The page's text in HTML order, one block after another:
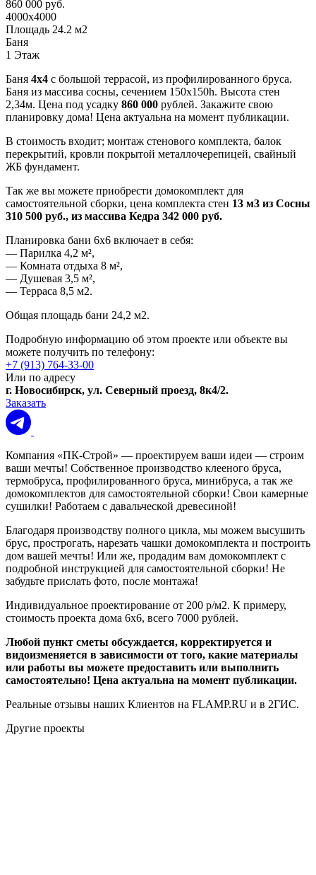
860 000 руб.
4000x4000
Площадь 24.2 м2
Баня
1 Этаж
Баня 4х4 с большой террасой, из профилированного бруса.
Баня из массива сосны, сечением 150х150h. Высота стен
2,34м. Цена под усадку 860 000 рублей. Закажите свою
планировку дома! Цена актуальна на момент публикации.
В стоимость входит; монтаж стенового комплекта, балок
перекрытий, кровли покрытой металлочерепицей, свайный
ЖБ фундамент.
Так же вы можете приобрести домокомплект для
самостоятельной сборки, цена комплекта стен 13 м3 из Сосны
310 500 руб., из массива Кедра 342 000 руб.
Планировка бани 6х6 включает в себя:
— Парилка 4,2 м²,
— Комната отдыха 8 м²,
— Душевая 3,5 м²,
— Терраса 8,5 м2.
Общая площадь бани 24,2 м2.
Подробную информацию об этом проекте или объекте вы
можете получить по телефону:
+7 (913) 764-33-00
Или по адресу
г. Новосибирск, ул. Северный проезд, 8к4/2.
Заказать
Компания «ПК-Строй» — проектируем ваши идеи — строим
ваши мечты! Собственное производство клееного бруса,
термобруса, профилированного бруса, минибруса, а так же
домокомплектов для самостоятельной сборки! Свои камерные
сушилки! Работаем с давальческой древесиной!
Благодаря производству полного цикла, мы можем высушить
брус, прострогать, нарезать чашки домокомплекта и построить
дом вашей мечты! Или же, продадим вам домокомплект с
подробной инструкцией для самостоятельной сборки! Не
забудьте прислать фото, после монтажа!
Индивидуальное проектирование от 200 р/м2. К примеру,
стоимость проекта дома 6х6, всего 7000 рублей.
Любой пункт сметы обсуждается, корректируется и
видоизменяется в зависимости от того, какие материалы
или работы вы можете предоставить или выполнить
самостоятельно! Цена актуальна на момент публикации.
Реальные отзывы наших Клиентов на FLAMP.RU и в 2ГИС.
Другие проекты